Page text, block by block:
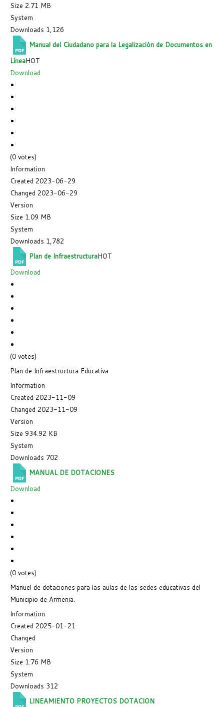
Size 2.71 MB
System
Downloads 1,126
Manual del Ciudadano para la Legalización de Documentos en
LíneaHOT
Download
(0 votes)
Information
Created 2023-06-29
Changed 2023-06-29
Version
Size 1.09 MB
System
Downloads 1,782
Plan de InfraestructuraHOT
Download
(0 votes)
Plan de Infraestructura Educativa
Information
Created 2023-11-09
Changed 2023-11-09
Version
Size 934.92 KB
System
Downloads 702
MANUAL DE DOTACIONES
Download
(0 votes)
Manuel de dotaciones para las aulas de las sedes educativas del
Municipio de Armenia.
Information
Created 2025-01-21
Changed
Version
Size 1.76 MB
System
Downloads 312
LINEAMIENTO PROYECTOS DOTACION